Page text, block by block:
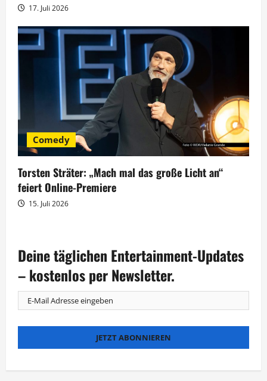
17. Juli 2026
Comedy
Torsten Sträter: „Mach mal das große Licht an“
feiert Online-Premiere
15. Juli 2026
Deine täglichen Entertainment-Updates
– kostenlos per Newsletter.